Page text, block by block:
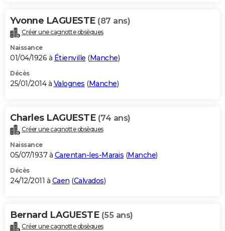
Yvonne LAGUESTE (87 ans)
Créer une cagnotte obsèques
Naissance
01/04/1926 à Étienville (Manche)
Décès
25/01/2014 à Valognes (Manche)
Charles LAGUESTE (74 ans)
Créer une cagnotte obsèques
Naissance
05/07/1937 à Carentan-les-Marais (Manche)
Décès
24/12/2011 à Caen (Calvados)
Bernard LAGUESTE (55 ans)
Créer une cagnotte obsèques